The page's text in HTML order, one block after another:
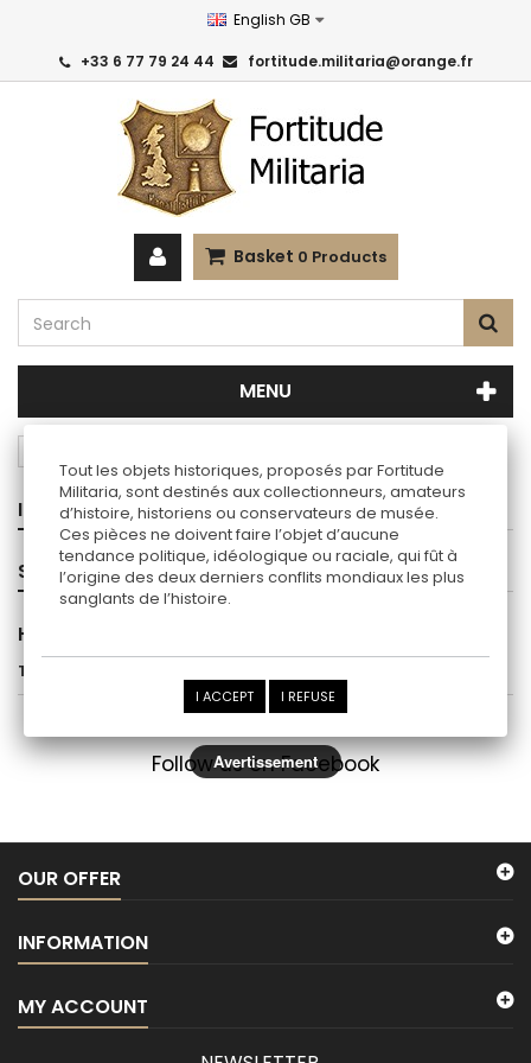
English GB
+33 6 77 79 24 44 fortitude.militaria@orange.fr
Basket 0 Products
MENU
INFORMATIONS
SPECIALS
HUNGARY
There are no products in this category.
Follow us on Facebook
OUR OFFER
INFORMATION
MY ACCOUNT
Tout les objets historiques, proposés par Fortitude
Militaria, sont destinés aux collectionneurs, amateurs
d’histoire, historiens ou conservateurs de musée.
Ces pièces ne doivent faire l’objet d’aucune
tendance politique, idéologique ou raciale, qui fût à
l’origine des deux derniers conflits mondiaux les plus
sanglants de l’histoire.
I ACCEPT I REFUSE
Avertissement